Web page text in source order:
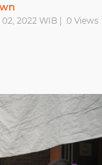
2022 WIB | 0Views